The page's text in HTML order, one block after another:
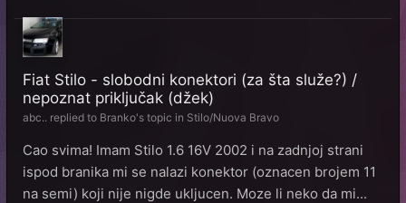
Fiat Stilo - slobodni konektori (za šta služe?) /
nepoznat priključak (džek)
abc.. replied to Branko's topic in Stilo/Nuova Bravo
Cao svima! Imam Stilo 1.6 16V 2002 i na zadnjoj strani
ispod branika mi se nalazi konektor (oznacen brojem 11
na semi) koji nije nigde ukljucen. Moze li neko da mi...